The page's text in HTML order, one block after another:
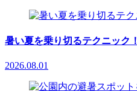
暑い夏を乗り切るテクニック！
2026.08.01